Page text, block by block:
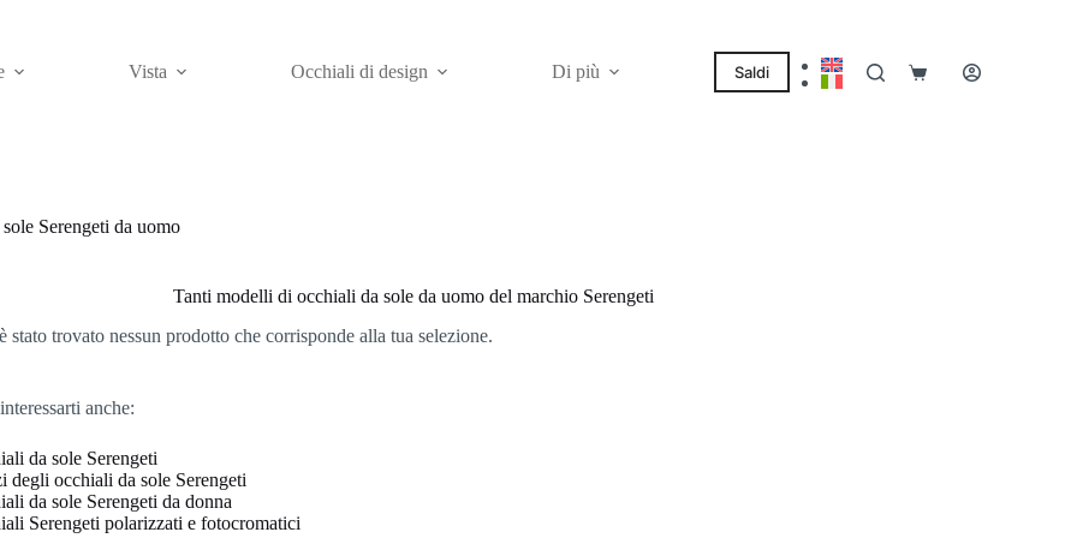
Vista Occhiali di design Di più Saldi Carrello
Serengeti da uomo
Tanti modelli di occhiali da sole da uomo del marchio Serengeti
stato trovato nessun prodotto che corrisponde alla tua selezione.
anche:
da sole Serengeti
degli occhiali da sole Serengeti
da sole Serengeti da donna
Serengeti polarizzati e fotocromatici